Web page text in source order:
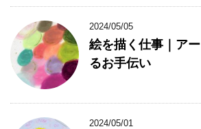
2024/05/05
絵を描く仕事｜ア
るお手伝い
2024/05/01